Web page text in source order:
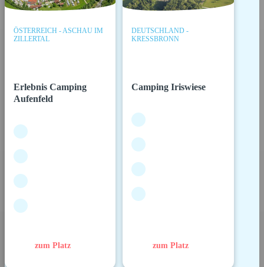
ÖSTERREICH - ASCHAU IM
ZILLERTAL
Erlebnis Camping
Aufenfeld
zum Platz
DEUTSCHLAND -
KRESSBRONN
Camping Iriswiese
zum Platz